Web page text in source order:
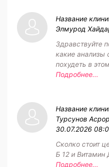
Название
Элмурод
Здравствуйте
какие анализы
похудеть в
Подробнее...
Название
Турсунов
30.07.2026
Сколко стоит
Б 12 и Витамин
Подробнее...